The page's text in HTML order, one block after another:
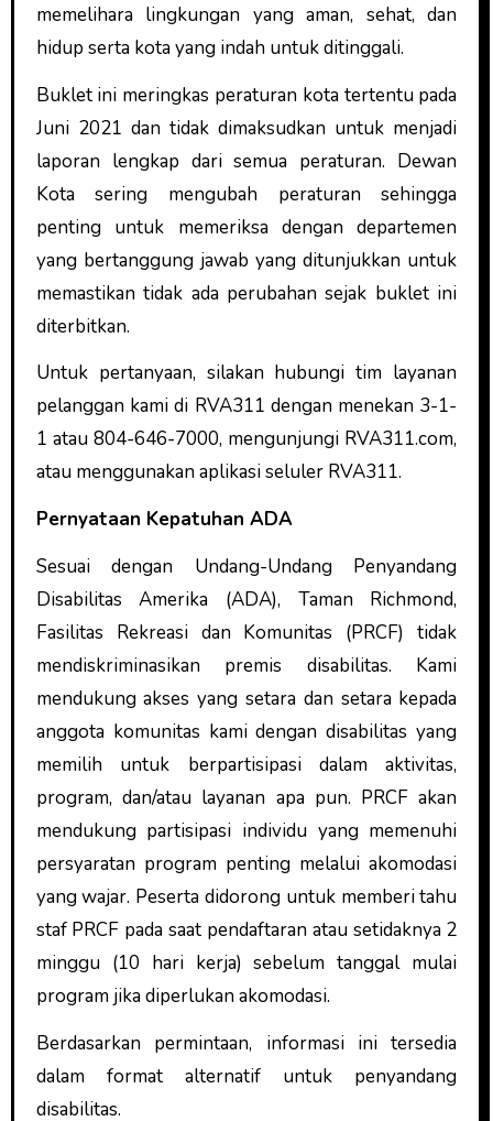
memelihara lingkungan yang aman, sehat, dan
hidup serta kota yang indah untuk ditinggali.
Buklet ini meringkas peraturan kota tertentu pada
Juni 2021 dan tidak dimaksudkan untuk menjadi
laporan lengkap dari semua peraturan. Dewan
Kota sering mengubah peraturan sehingga
penting untuk memeriksa dengan departemen
yang bertanggung jawab yang ditunjukkan untuk
memastikan tidak ada perubahan sejak buklet ini
diterbitkan.
Untuk pertanyaan, silakan hubungi tim layanan
pelanggan kami di RVA311 dengan menekan 3-1-
1 atau 804-646-7000, mengunjungi RVA311.com,
atau menggunakan aplikasi seluler RVA311.
Pernyataan Kepatuhan ADA
Sesuai dengan Undang-Undang Penyandang
Disabilitas Amerika (ADA), Taman Richmond,
Fasilitas Rekreasi dan Komunitas (PRCF) tidak
mendiskriminasikan premis disabilitas. Kami
mendukung akses yang setara dan setara kepada
anggota komunitas kami dengan disabilitas yang
memilih untuk berpartisipasi dalam aktivitas,
program, dan/atau layanan apa pun. PRCF akan
mendukung partisipasi individu yang memenuhi
persyaratan program penting melalui akomodasi
yang wajar. Peserta didorong untuk memberi tahu
staf PRCF pada saat pendaftaran atau setidaknya 2
minggu (10 hari kerja) sebelum tanggal mulai
program jika diperlukan akomodasi.
Berdasarkan permintaan, informasi ini tersedia
dalam format alternatif untuk penyandang
disabilitas.